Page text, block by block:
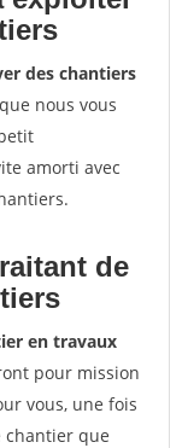
des chantiers
nous vous
amorti avec
de
en travaux
pour mission
vous, une fois
chantier que